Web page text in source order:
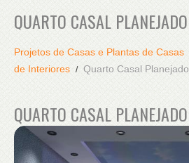
QUARTO CASAL PLANEJADO
Projetos de Casas e Plantas de Casas
de Interiores
Quarto Casal Planejado
QUARTO CASAL PLANEJADO